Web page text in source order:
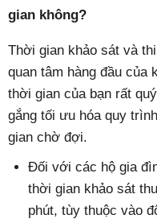
gian không?
Thời gian khảo sát và
quan tâm hàng đầu của
thời gian của bạn rất
gắng tối ưu hóa quy
gian chờ đợi.
Đối với các hộ gia
thời gian khảo sát
phút, tùy thuộc vào